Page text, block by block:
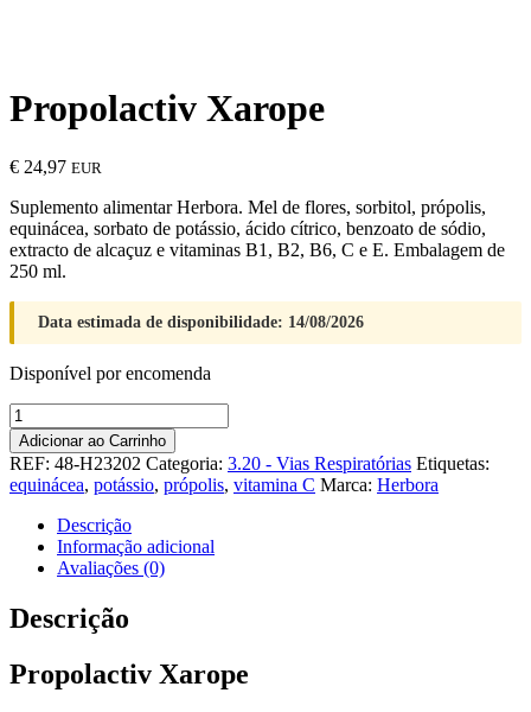
Propolactiv Xarope
€ 24,97 EUR
Suplemento alimentar Herbora. Mel de flores, sorbitol, própolis,
equinácea, sorbato de potássio, ácido cítrico, benzoato de sódio,
extracto de alcaçuz e vitaminas B1, B2, B6, C e E. Embalagem de
250 ml.
Data estimada de disponibilidade: 14/08/2026
Disponível por encomenda
Quantidade
de
Propolactiv
Xarope
Adicionar ao Carrinho
REF: 48-H23202 Categoria: 3.20 - Vias Respiratórias Etiquetas:
equinácea, potássio, própolis, vitamina C Marca: Herbora
Descrição
Informação adicional
Avaliações (0)
Descrição
Propolactiv Xarope